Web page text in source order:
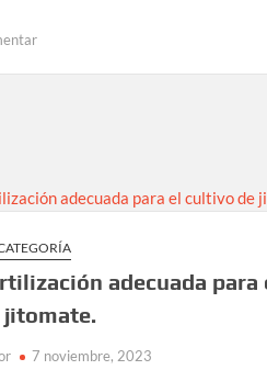
en
de
adecuada para
jitomate.
7 noviembre, 2023